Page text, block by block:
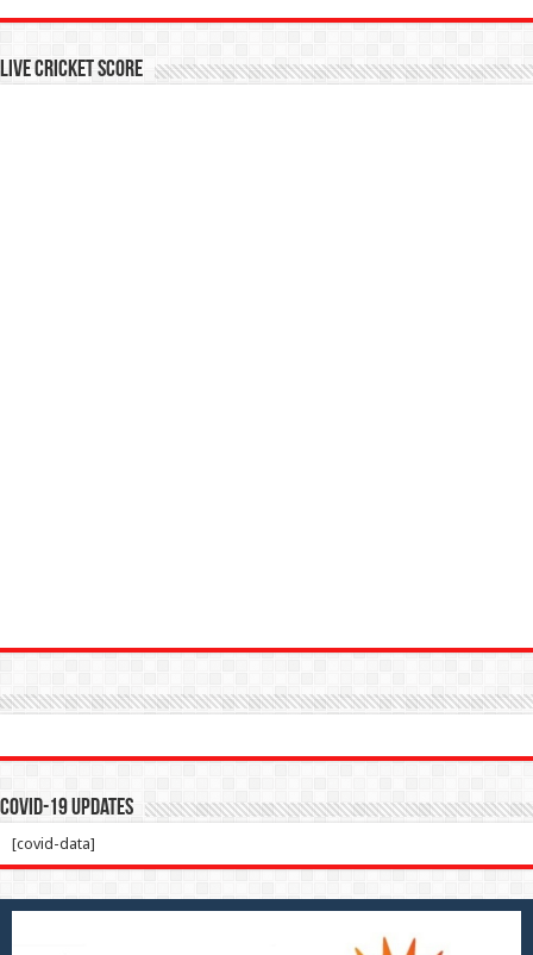
Live Cricket Score
Covid-19 Updates
[covid-data]